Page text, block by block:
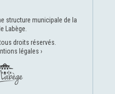
structure municipale de la
Labège
droits réservés.
légales ›